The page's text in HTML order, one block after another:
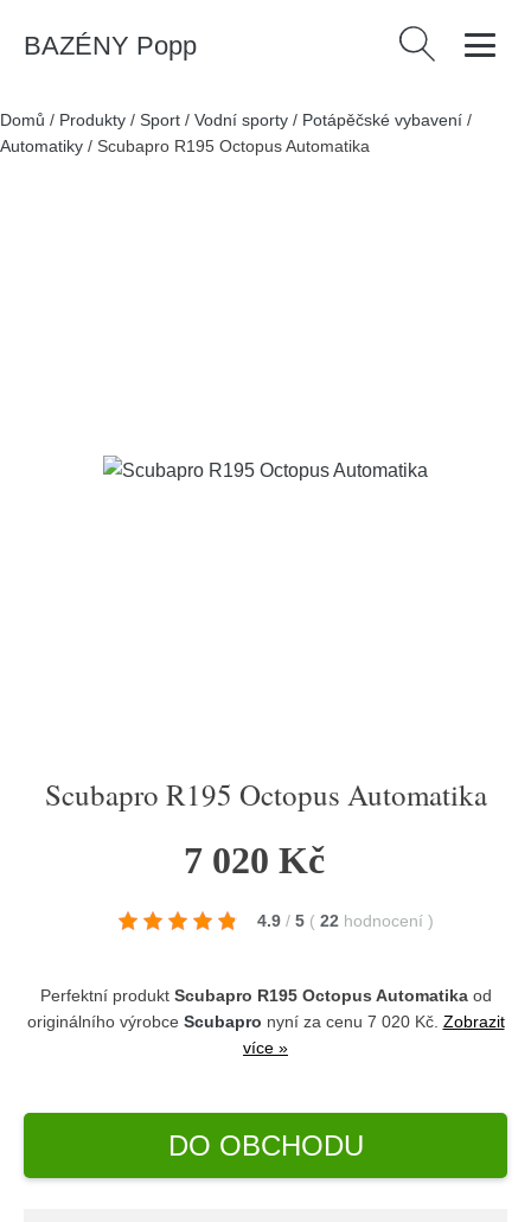
BAZÉNY Popp Vyhledávání
Domů / Produkty / Sport / Vodní sporty / Potápěčské vybavení /
Automatiky / Scubapro R195 Octopus Automatika
Scubapro R195 Octopus Automatika
7 020 Kč
4.9 / 5 ( 22 hodnocení )
Perfektní produkt Scubapro R195 Octopus Automatikaod
originálního výrobce Scubapro nyní za cenu 7 020 Kč. Zobrazit
více »
DO OBCHODU